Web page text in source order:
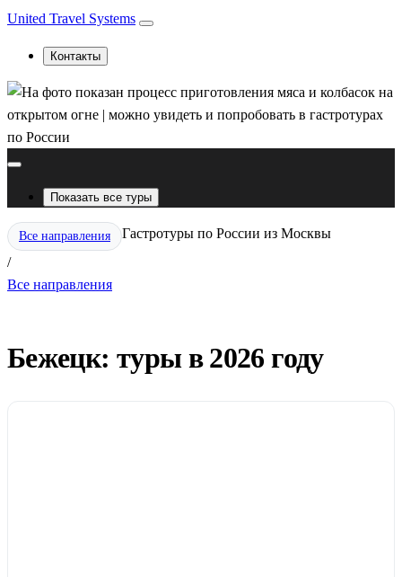
United Travel Systems
Контакты
Показать все туры
Все направления
/
Гастротуры по России из Москвы
Все направления
Бежецк: туры в 2026 году